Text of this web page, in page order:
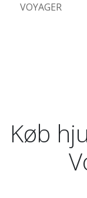
VOYAGER
Køb